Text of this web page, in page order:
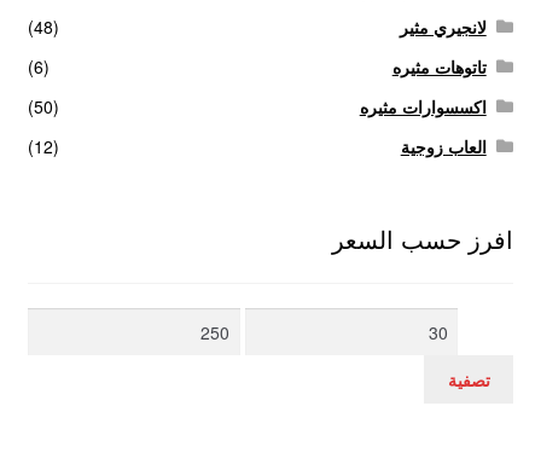
لانجيري مثير
(48)
تاتوهات مثيره
(6)
اكسسوارات مثيره
(50)
العاب زوجية
(12)
افرز حسب السعر
أدنى
أعلى
تصفية